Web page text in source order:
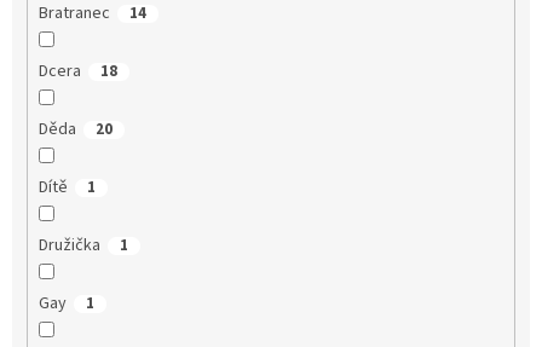
Bratranec 14
Dcera 18
Děda 20
Dítě 1
Družička 1
Gay 1